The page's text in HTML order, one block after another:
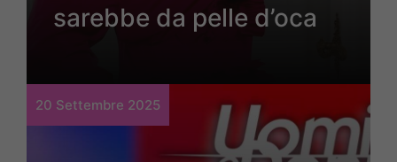
sarebbe da pelle d’oca
20 Settembre 2025